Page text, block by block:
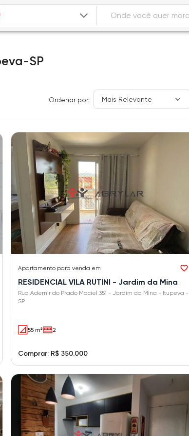
SP
Ordenar por: Mais Relevante
Apartamento para venda em
RESIDENCIAL VILA RUTINI - Jardim da Mina
Rua Ademir do Prado Maciel 351 - Jardim da Mina - Itupeva -
SP
55 m² 2
Comprar: R$ 350.000